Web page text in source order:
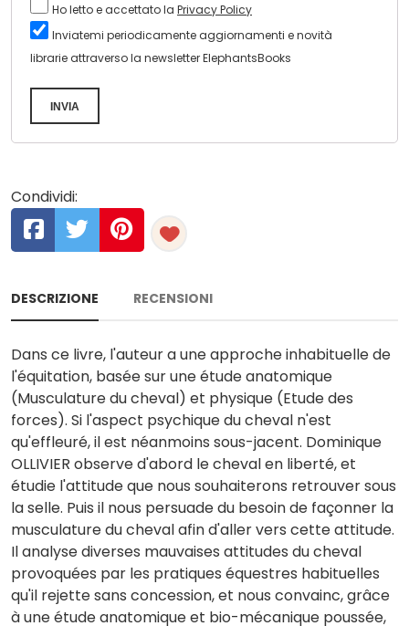
Ho letto e accettato la Privacy Policy
Inviatemi periodicamente aggiornamenti e novità
librarie attraverso la newsletter ElephantsBooks
INVIA
Condividi:
DESCRIZIONE RECENSIONI
Dans ce livre, l'auteur a une approche inhabituelle de
l'équitation, basée sur une étude anatomique
(Musculature du cheval) et physique (Etude des
forces). Si l'aspect psychique du cheval n'est
qu'effleuré, il est néanmoins sous-jacent. Dominique
OLLIVIER observe d'abord le cheval en liberté, et
étudie l'attitude que nous souhaiterons retrouver sous
la selle. Puis il nous persuade du besoin de façonner la
musculature du cheval afin d'aller vers cette attitude.
Il analyse diverses mauvaises attitudes du cheval
provoquées par les pratiques équestres habituelles
qu'il rejette sans concession, et nous convainc, grâce
à une étude anatomique et bio-mécanique poussée,